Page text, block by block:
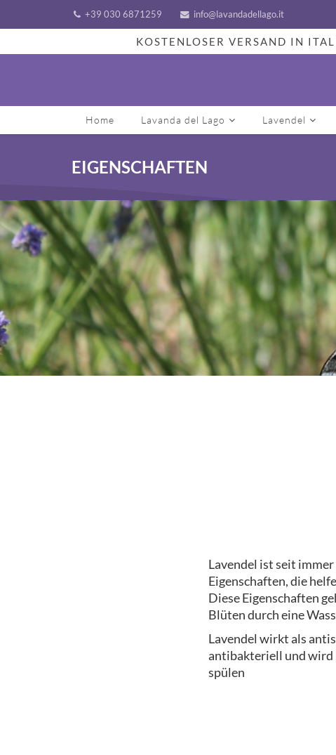
+39 030 6871259 info@lavandadellago.it
KOSTENLOSER VERSAND IN
Home Lavanda del Lago Lavendel
EIGENSCHAFTEN
Lavendel ist seit
Eigenschaften, die
Diese Eigenschaften
Blüten durch eine
Lavendel wirkt als
antibakteriell und wird
spülen